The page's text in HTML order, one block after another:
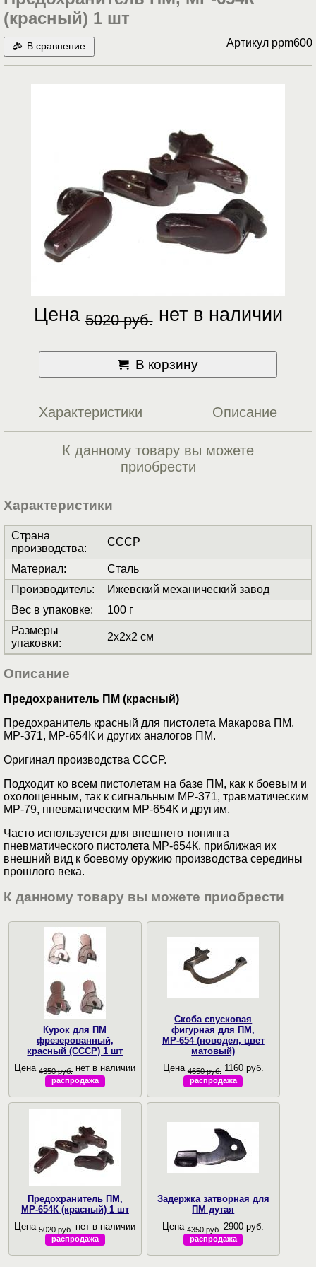
(красный) 1 шт
В сравнение Артикул ppm600
Цена 5020 руб. нет в наличии
В корзину
Характеристики Описание
К данному товару вы можете
приобрести
Характеристики
Страна
производства:
СССР
Материал:
Сталь
Производитель:
Ижевский механический завод
Вес в упаковке:
100 г
Размеры
упаковки:
2x2x2 см
Описание
Предохранитель ПМ (красный)
Предохранитель красный для пистолета Макарова ПМ,
МР-371, МР-654К и других аналогов ПМ.
Оригинал производства СССР.
Подходит ко всем пистолетам на базе ПМ, как к боевым и
охолощенным, так к сигнальным МР-371, травматическим
МР-79, пневматическим МР-654К и другим.
Часто используется для внешнего тюнинга
пневматического пистолета МР-654К, приближая их
внешний вид к боевому оружию производства середины
прошлого века.
К данному товару вы можете приобрести
Курок для ПМ
фрезерованный,
красный (СССР) 1 шт
Цена 4350 руб. нет в наличии
распродажа
Скоба спусковая
фигурная для ПМ,
МР-654 (новодел, цвет
матовый)
Цена 4650 руб. 1160 руб.
распродажа
Предохранитель ПМ,
МР-654К (красный) 1 шт
Цена5020 руб. нет в наличии
распродажа
Задержка затворная для
ПМ дутая
Цена 4350 руб. 2900 руб.
распродажа